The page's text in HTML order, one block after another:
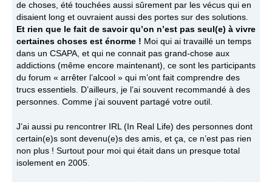
de choses, été touchées aussi sûrement par les vécus qui en
disaient long et ouvraient aussi des portes sur des solutions.
Et rien que le fait de savoir qu’on n’est pas seul(e) à vivre
certaines choses est énorme ! Moi qui ai travaillé un temps
dans un CSAPA, et qui ne connait pas grand-chose aux
addictions (même encore maintenant), ce sont les participants
du forum « arrêter l’alcool » qui m’ont fait comprendre des
trucs essentiels. D’ailleurs, je l’ai souvent recommandé à des
personnes. Comme j’ai souvent partagé votre outil.
J’ai aussi pu rencontrer IRL (In Real Life) des personnes dont
certain(e)s sont devenu(e)s des amis, et ça, ce n’est pas rien
non plus ! Surtout pour moi qui était dans un presque total
isolement en 2005.